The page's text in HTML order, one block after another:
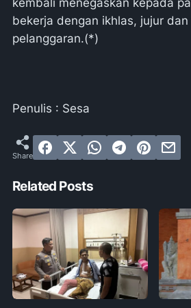
kembali menegaskan kepada
bekerja dengan ikhlas, jujur
pelanggaran.(*)
Penulis : Sesa
Related Posts